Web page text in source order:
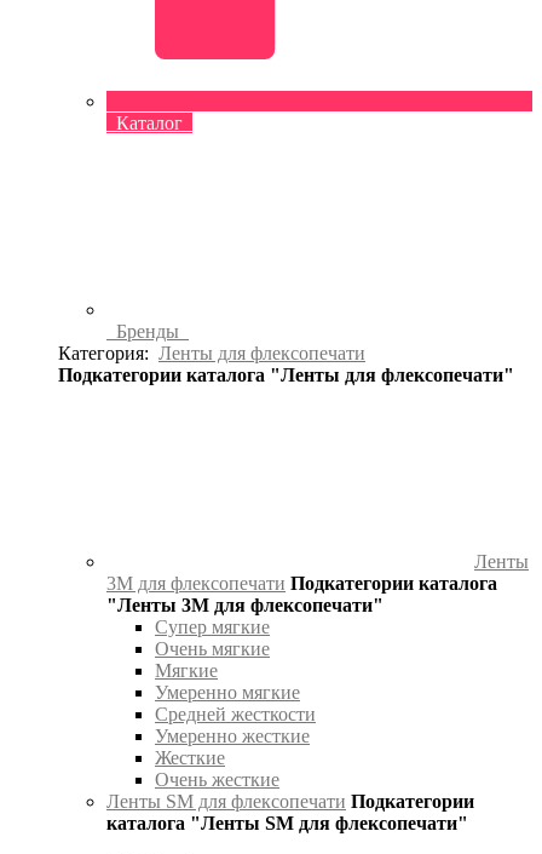
Каталог
Бренды
Категория: Ленты для флексопечати
Подкатегории каталога "Ленты для флексопечати"
Ленты
3М для флексопечати Подкатегории каталога
"Ленты 3М для флексопечати"
Супер мягкие
Очень мягкие
Мягкие
Умеренно мягкие
Средней жесткости
Умеренно жесткие
Жесткие
Очень жесткие
Ленты SM для флексопечати Подкатегории
каталога "Ленты SM для флексопечати"